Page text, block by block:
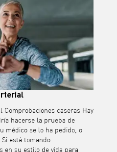
caseras Hay
hacerse la prueba de
médico se lo ha pedido, o
está tomando
en su estilo de vida para